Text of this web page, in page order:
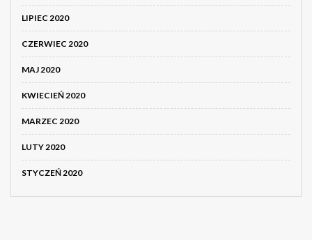
LIPIEC 2020
CZERWIEC 2020
MAJ 2020
KWIECIEŃ 2020
MARZEC 2020
LUTY 2020
STYCZEŃ 2020